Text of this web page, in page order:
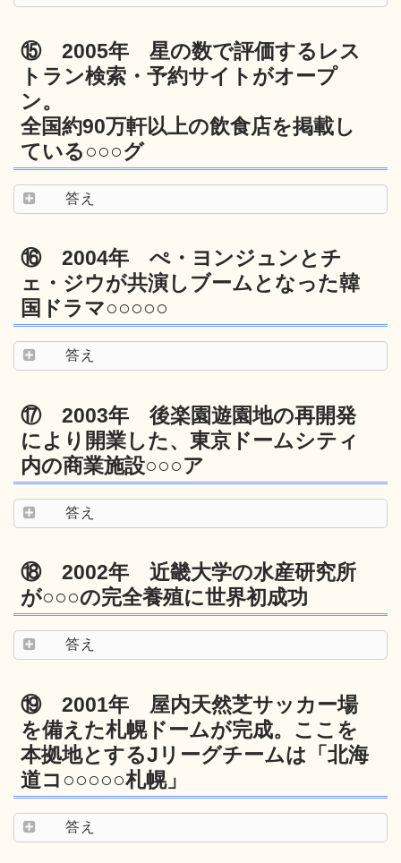
⑮ 2005年 星の数で評価するレス
トラン検索・予約サイトがオープ
ン。
全国約90万軒以上の飲食店を掲載し
ている○○○グ
答え
⑯ 2004年 ぺ・ヨンジュンとチ
ェ・ジウが共演しブームとなった韓
国ドラマ○○○○○
答え
⑰ 2003年 後楽園遊園地の再開発
により開業した、東京ドームシティ
内の商業施設○○○ア
答え
⑱ 2002年 近畿大学の水産研究所
が○○○の完全養殖に世界初成功
答え
⑲ 2001年 屋内天然芝サッカー場
を備えた札幌ドームが完成。ここを
本拠地とするJリーグチームは「北海
道コ○○○○○札幌」
答え